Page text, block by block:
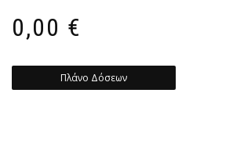
0,00 €
Πλάνο Δόσεων